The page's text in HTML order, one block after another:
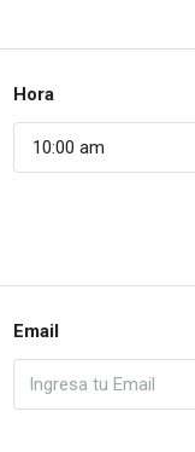
Hora
10:00 am
Email